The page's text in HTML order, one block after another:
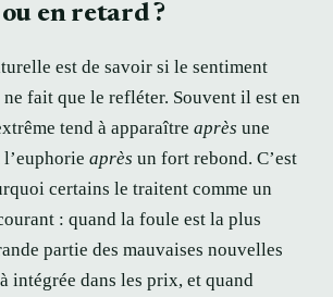
en retard ?
est de savoir si le sentiment
fait que le refléter. Souvent il est en
tend à apparaître après une
après un fort rebond. C’est
certains le traitent comme un
: quand la foule est la plus
partie des mauvaises nouvelles
intégrée dans les prix, et quand